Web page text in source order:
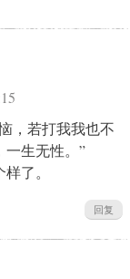
，若打我我也不
一生无性。”
了。
回复